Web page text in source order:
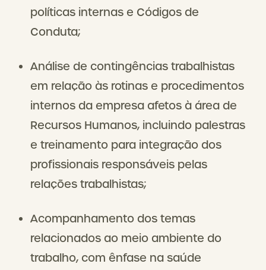
políticas internas e Códigos de
Conduta;
Análise de contingências trabalhistas
em relação às rotinas e procedimentos
internos da empresa afetos à área de
Recursos Humanos, incluindo palestras
e treinamento para integração dos
profissionais responsáveis pelas
relações trabalhistas;
Acompanhamento dos temas
relacionados ao meio ambiente do
trabalho, com ênfase na saúde